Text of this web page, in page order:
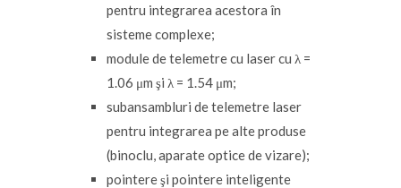
pentru integrarea acestora în
sisteme complexe;
module de telemetre cu laser cu λ =
1.06 μm şi λ = 1.54 μm;
subansambluri de telemetre laser
pentru integrarea pe alte produse
(binoclu, aparate optice de vizare);
pointere şi pointere inteligente